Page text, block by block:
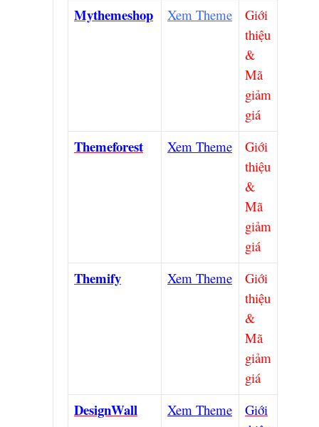
Mythemeshop Xem Theme
Giới
thiệu
&
Mã
giảm
giá
Themeforest Xem Theme
Giới
thiệu
&
Mã
giảm
giá
Themify Xem Theme
Giới
thiệu
&
Mã
giảm
giá
DesignWall Xem Theme
Giới